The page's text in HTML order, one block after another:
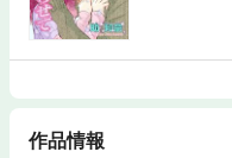
作品情報